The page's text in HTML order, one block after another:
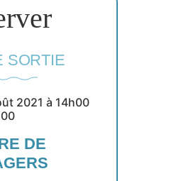
SORTIE
2021 à 14h00
DE